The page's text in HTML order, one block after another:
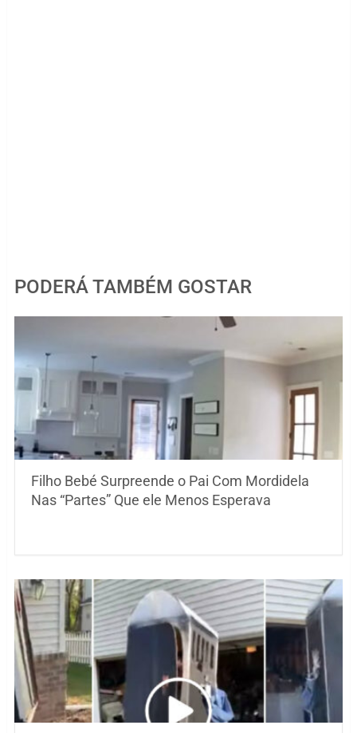
PODERÁ TAMBÉM GOSTAR
Filho Bebé Surpreende o Pai Com Mordidela
Nas “Partes” Que ele Menos Esperava